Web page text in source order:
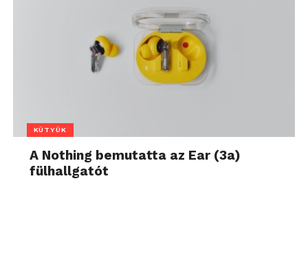
KÜTYÜK
A Nothing bemutatta az Ear (3a)
fülhallgatót